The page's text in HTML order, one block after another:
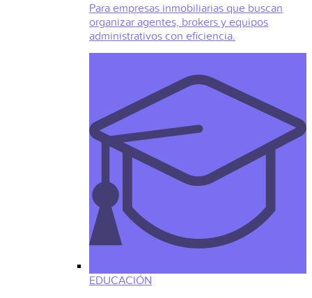
Para empresas inmobiliarias que buscan
organizar agentes, brokers y equipos
administrativos con eficiencia.
EDUCACIÓN